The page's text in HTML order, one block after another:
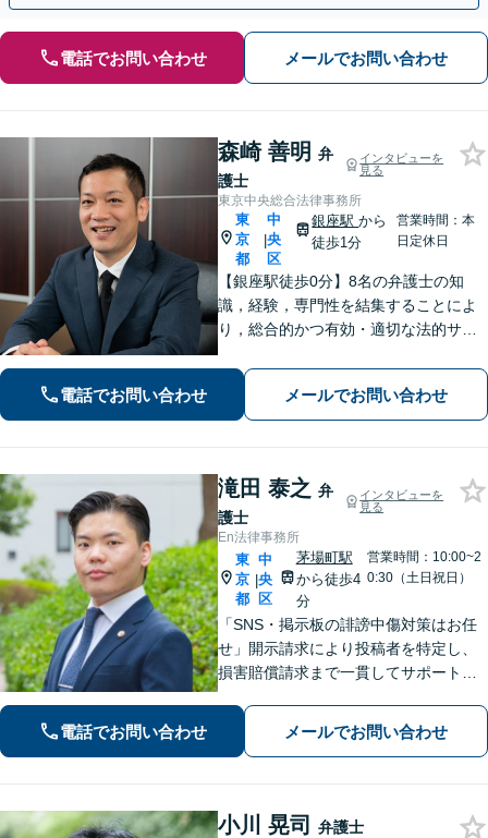
電話でお問い合わせ メールでお問い合わせ
森崎 善明 弁
護士
インタビューを
見る
東京中央総合法律事務所
東
京
都
|
中
央
区
銀座駅から
徒歩1分
営業時間：本
日定休日
【銀座駅徒歩0分】8名の弁護士の知
識，経験，専門性を結集することによ
り，総合的かつ有効・適切な法的サー
可能】依頼者一人一人に対して、丁寧
な対応をさせて頂いております。【分
割／後払い対応】
電話でお問い合わせ メールでお問い合わせ
滝田 泰之 弁
護士
インタビューを
見る
En法律事務所
東
京
都
|
中
央
区
茅場町駅
から徒歩4
分
営業時間：10:00~2
0:30（土日祝日）
「SNS・掲示板の誹謗中傷対策はお任
せ」開示請求により投稿者を特定し、
損害賠償請求まで一貫してサポート
士：法的に難しい問題でも尽力」【初
回相談60分無料】【弁護士直通電話相
電話でお問い合わせ メールでお問い合わせ
小川 晃司 弁護士